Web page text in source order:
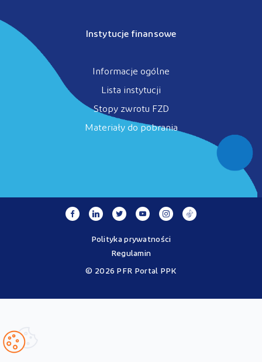
Instytucje finansowe
Informacje ogólne
Lista instytucji
Stopy zwrotu FZD
Materiały do pobrania
© 2026 PFR Portal PPK
Polityka prywatności
Regulamin
Ustawy o PPK przez operatora - PFR Portal PPK sp. z o.o., spółkę